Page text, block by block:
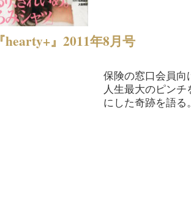
『hearty+』2011年8月号
保険の窓口会員
人生最大のピン
にした奇跡を語る